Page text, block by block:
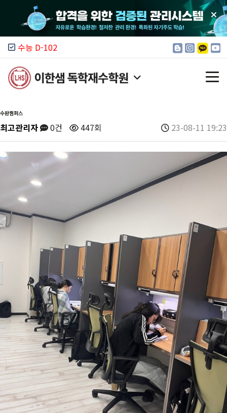
수능 D-102
이한샘 소개
모집 안내
입시 정보
커뮤니티
캠퍼스 찾기
가맹점 문의
수완캠퍼스
최고관리자 0건 447회 23-08-11 19:23